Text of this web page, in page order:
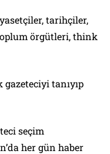
tarihçiler,
örgütleri, think
tanıyıp
seçim
her gün haber